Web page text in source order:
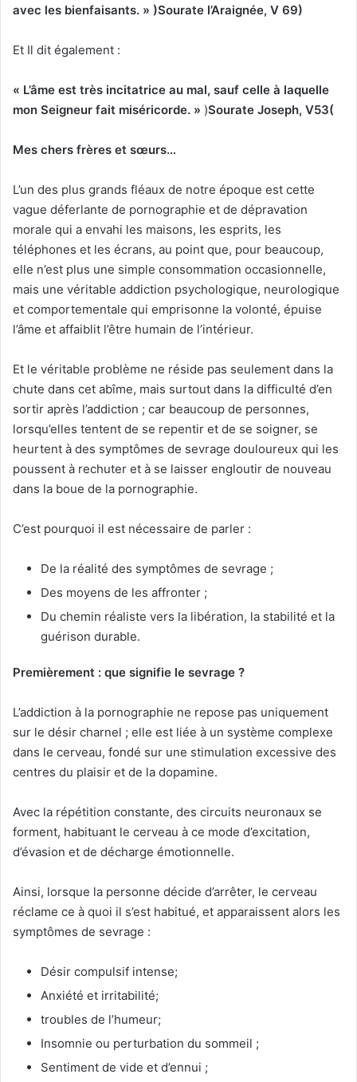
avec les bienfaisants. » )Sourate l’Araignée, V 69)
Et Il dit également :
« L’âme est très incitatrice au mal, sauf celle à laquelle
mon Seigneur fait miséricorde. » )Sourate Joseph, V53(
Mes chers frères et sœurs…
L’un des plus grands fléaux de notre époque est cette
vague déferlante de pornographie et de dépravation
morale qui a envahi les maisons, les esprits, les
téléphones et les écrans, au point que, pour beaucoup,
elle n’est plus une simple consommation occasionnelle,
mais une véritable addiction psychologique, neurologique
et comportementale qui emprisonne la volonté, épuise
l’âme et affaiblit l’être humain de l’intérieur.
Et le véritable problème ne réside pas seulement dans la
chute dans cet abîme, mais surtout dans la difficulté d’en
sortir après l’addiction ; car beaucoup de personnes,
lorsqu’elles tentent de se repentir et de se soigner, se
heurtent à des symptômes de sevrage douloureux qui les
poussent à rechuter et à se laisser engloutir de nouveau
dans la boue de la pornographie.
C’est pourquoi il est nécessaire de parler :
De la réalité des symptômes de sevrage ;
Des moyens de les affronter ;
Du chemin réaliste vers la libération, la stabilité et la
guérison durable.
Premièrement : que signifie le sevrage ?
L’addiction à la pornographie ne repose pas uniquement
sur le désir charnel ; elle est liée à un système complexe
dans le cerveau, fondé sur une stimulation excessive des
centres du plaisir et de la dopamine.
Avec la répétition constante, des circuits neuronaux se
forment, habituant le cerveau à ce mode d’excitation,
d’évasion et de décharge émotionnelle.
Ainsi, lorsque la personne décide d’arrêter, le cerveau
réclame ce à quoi il s’est habitué, et apparaissent alors les
symptômes de sevrage :
Désir compulsif intense;
Anxiété et irritabilité;
troubles de l’humeur;
Insomnie ou perturbation du sommeil ;
Sentiment de vide et d’ennui ;